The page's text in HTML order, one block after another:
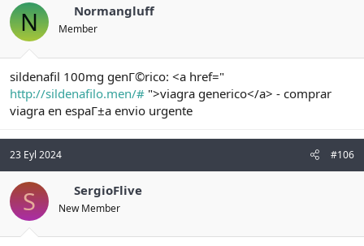
N Normangluff
Member
sildenafil 100mg genГ©rico: <a href="
http://sildenafilo.men/# ">viagra generico</a> - comprar
viagra en espaГ±a envio urgente
23 Eyl 2024 #106
S SergioFlive
New Member